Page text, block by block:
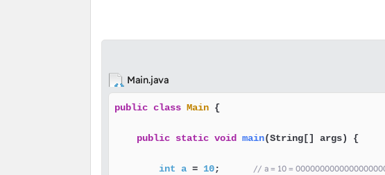
Main.java
public class Main {
public static void main(String[] args) {
int a = 10; // a = 10 =